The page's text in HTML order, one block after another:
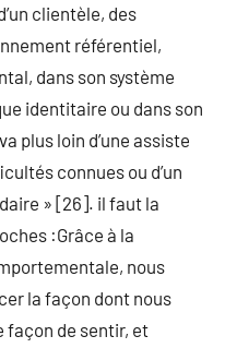
clientèle, des
référentiel,
dans son système
identitaire ou dans son
plus loin d’une assiste
connues ou d’un
» [26]. il faut la
:Grâce à la
nous
la façon dont nous
façon de sentir, et